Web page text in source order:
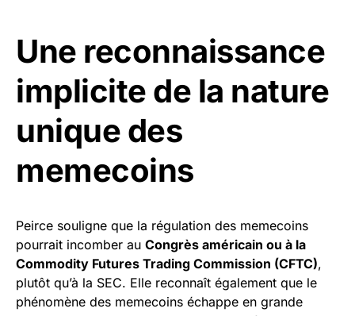
Une reconnaissance
implicite de la nature
unique des
memecoins
Peirce souligne que la régulation des memecoins
pourrait incomber au Congrès américain ou à la
Commodity Futures Trading Commission (CFTC),
plutôt qu’à la SEC. Elle reconnaît également que le
phénomène des memecoins échappe en grande